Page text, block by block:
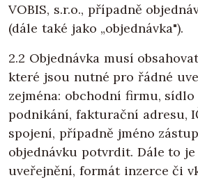
VOBIS, s.r.o., případně
(dále také jako „objednávka").
2.2 Objednávka musí
které jsou nutné pro řádné
zejména: obchodní firmu,
podnikání, fakturační adresu,
spojení, případně jméno
objednávku potvrdit. Dále to
uveřejnění, formát inzerce či